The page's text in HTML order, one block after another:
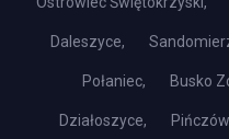
Daleszyce,
Połaniec, Busko
Działoszyce,